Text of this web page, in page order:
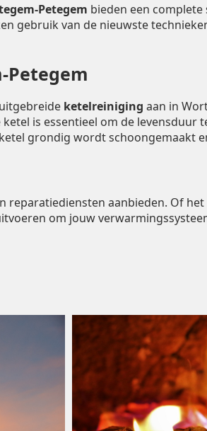
Petegem bieden een complete
gebruik van de nieuwste
Petegem
ketelreiniging aan in
ketel is essentieel om de levensduur
grondig wordt schoongemaakt
reparatiediensten aanbieden. Of
om jouw